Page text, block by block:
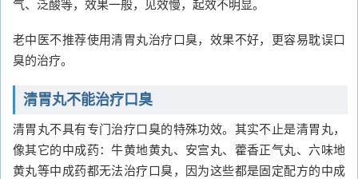
老中医不推荐使用清胃丸治疗口臭，效果不好，更容易耽误口
臭的治疗。
清胃丸不能治疗口臭
清胃丸不具有专门治疗口臭的特殊功效。其实不止是清胃丸，
像其它的中成药：牛黄地黄丸、安宫丸、藿香正气丸、六味地
黄丸等中成药都无法治疗口臭，因为这些都是固定配方的中成